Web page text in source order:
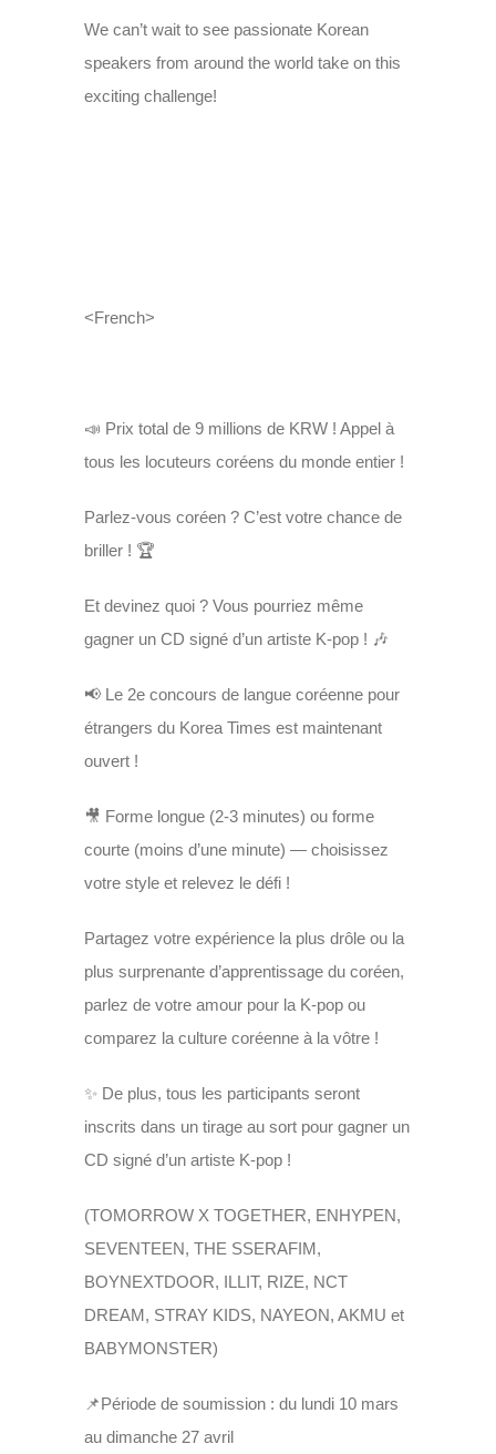
We can’t wait to see passionate Korean
speakers from around the world take on this
exciting challenge!
<French>
📣 Prix total de 9 millions de KRW ! Appel à
tous les locuteurs coréens du monde entier !
Parlez-vous coréen ? C’est votre chance de
briller ! 🏆
Et devinez quoi ? Vous pourriez même
gagner un CD signé d’un artiste K-pop ! 🎶
📢 Le 2e concours de langue coréenne pour
étrangers du Korea Times est maintenant
ouvert !
🎥 Forme longue (2-3 minutes) ou forme
courte (moins d’une minute) — choisissez
votre style et relevez le défi !
Partagez votre expérience la plus drôle ou la
plus surprenante d’apprentissage du coréen,
parlez de votre amour pour la K-pop ou
comparez la culture coréenne à la vôtre !
✨ De plus, tous les participants seront
inscrits dans un tirage au sort pour gagner un
CD signé d’un artiste K-pop !
(TOMORROW X TOGETHER, ENHYPEN,
SEVENTEEN, THE SSERAFIM,
BOYNEXTDOOR, ILLIT, RIZE, NCT
DREAM, STRAY KIDS, NAYEON, AKMU et
BABYMONSTER)
📌Période de soumission : du lundi 10 mars
au dimanche 27 avril